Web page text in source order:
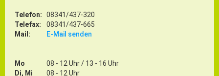
Telefon:
08341/437-320
Telefax:
08341/437-665
Mail:
E-Mail senden
Mo
08 - 12 Uhr / 13 - 16 Uhr
Di, Mi
08 - 12 Uhr